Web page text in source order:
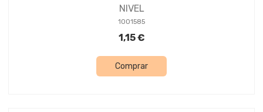
NIVEL
1001585
1,15 €
Comprar